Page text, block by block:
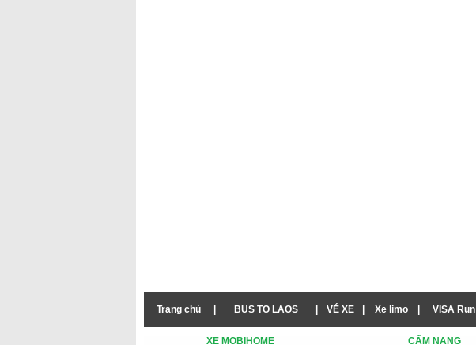
Trang chủ BUS TO LAOS VÉ XE Xe limo VISA Run
XE MOBIHOME CẨM NANG